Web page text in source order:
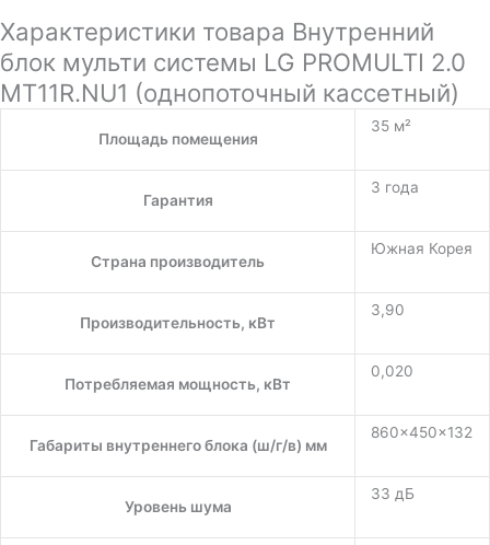
Характеристики товара Внутренний
блок мульти системы LG PROMULTI 2.0
MT11R.NU1 (однопоточный кассетный)
Площадь помещения
35 м²
Гарантия
3 года
Страна производитель
Южная Корея
Производительность, кВт
3,90
Потребляемая мощность, кВт
0,020
Габариты внутреннего блока (ш/г/в) мм
860×450×132
Уровень шума
33 дБ